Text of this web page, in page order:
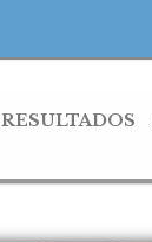
RESULTADOS